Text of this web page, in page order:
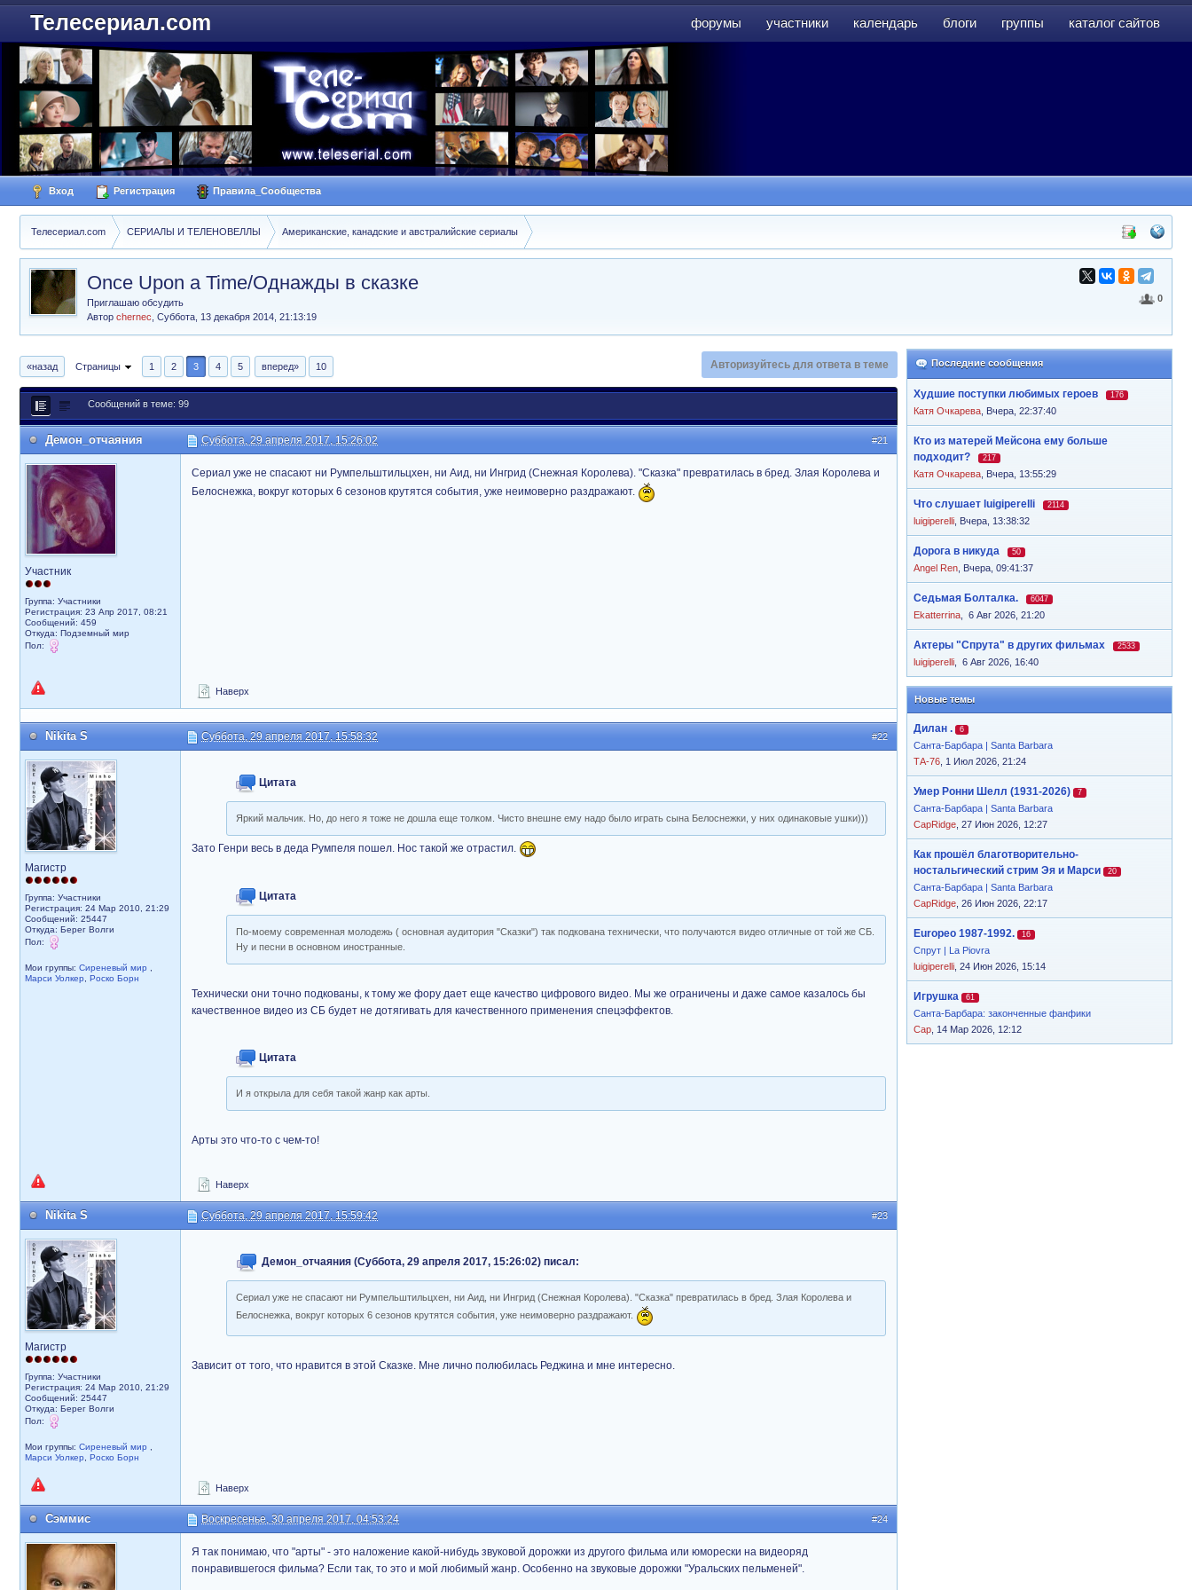
форумы участники календарь блоги группы каталог сайтов
Телесериал.com
Вход Регистрация Правила_Сообщества
Телесериал.com СЕРИАЛЫ И ТЕЛЕНОВЕЛЛЫ Американские, канадские и австралийские сериалы
0
Once Upon a Time/Однажды в сказке
Приглашаю обсудить
Автор chernec Суббота, 13 декабря 2014, 21:13:19
Последние сообщения
Худшие поступки любимых героев 176
Катя Очкарева Вчера, 22:37:40
Кто из матерей Мейсона ему больше
подходит?
217
Катя Очкарева Вчера, 13:55:29
Что слушает luigiperelli 2114
luigiperelli Вчера, 13:38:32
Дорога в никуда 50
Angel Ren Вчера, 09:41:37
Седьмая Болталка. 6047
Ekatterrina 6 Авг 2026, 21:20
Актеры "Спрута" в других фильмах 2533
luigiperelli 6 Авг 2026, 16:40
Новые темы
Дилан . 6
Санта-Барбара | Santa Barbara
ТА-76 , 1 Июл 2026, 21:24
Умер Ронни Шелл (1931-2026) 7
Санта-Барбара | Santa Barbara
CapRidge , 27 Июн 2026, 12:27
Как прошёл благотворительно-
ностальгический стрим Эя и Марси
20
Санта-Барбара | Santa Barbara
CapRidge , 26 Июн 2026, 22:17
Europeo 1987-1992. 16
Спрут | La Piovra
luigiperelli , 24 Июн 2026, 15:14
Игрушка 61
Санта-Барбара: законченные фанфики
Cap , 14 Мар 2026, 12:12
«назад Страницы 1 2 3 4 5 вперед» 10 Авторизуйтесь для ответа в теме
Сообщений в теме: 99
#21
Демон_отчаяния Суббота, 29 апреля 2017, 15:26:02
Участник
Группа: Участники
Регистрация: 23 Апр 2017, 08:21
Сообщений: 459
Откуда: Подземный мир
Пол:
Сериал уже не спасают ни Румпельштильцхен, ни Аид, ни Ингрид (Снежная Королева). "Сказка" превратилась в бред. Злая Королева и
Белоснежка, вокруг которых 6 сезонов крутятся события, уже неимоверно раздражают.
Наверх
#22
Nikita S Суббота, 29 апреля 2017, 15:58:32
Магистр
Группа: Участники
Регистрация: 24 Мар 2010, 21:29
Сообщений: 25447
Откуда: Берег Волги
Пол:
Мои группы: Сиреневый мир
Марси Уолкер
Роско Борн
Цитата
Яркий мальчик. Но, до него я тоже не дошла еще толком. Чисто внешне ему надо было играть сына Белоснежки, у них одинаковые ушки)))
Зато Генри весь в деда Румпеля пошел. Нос такой же отрастил.
Цитата
По-моему современная молодежь ( основная аудитория "Сказки") так подкована технически, что получаются видео отличные от той же СБ.
Ну и песни в основном иностранные.
Технически они точно подкованы, к тому же фору дает еще качество цифрового видео. Мы же ограничены и даже самое казалось бы
качественное видео из СБ будет не дотягивать для качественного применения спецэффектов.
Цитата
И я открыла для себя такой жанр как арты.
Арты это что-то с чем-то!
Наверх
#23
Nikita S Суббота, 29 апреля 2017, 15:59:42
Магистр
Группа: Участники
Регистрация: 24 Мар 2010, 21:29
Сообщений: 25447
Откуда: Берег Волги
Пол:
Мои группы: Сиреневый мир
Марси Уолкер
Роско Борн
Демон_отчаяния (Суббота, 29 апреля 2017, 15:26:02) писал:
Сериал уже не спасают ни Румпельштильцхен, ни Аид, ни Ингрид (Снежная Королева). "Сказка" превратилась в бред. Злая Королева и
Белоснежка, вокруг которых 6 сезонов крутятся события, уже неимоверно раздражают.
Зависит от того, что нравится в этой Сказке. Мне лично полюбилась Реджина и мне интересно.
Наверх
#24
Сэммис Воскресенье, 30 апреля 2017, 04:53:24
Я так понимаю, что "арты" - это наложение какой-нибудь звуковой дорожки из другого фильма или юморески на видеоряд
понравившегося фильма? Если так, то это и мой любимый жанр. Особенно на звуковые дорожки "Уральских пельменей".